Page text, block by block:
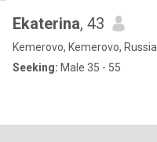
Ekaterina, 43
Kemerovo, Kemerovo, Russia
Seeking: Male 35 - 55